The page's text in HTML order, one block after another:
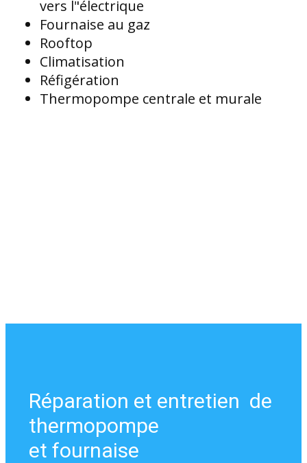
vers l"électrique
Fournaise au gaz
Rooftop
Climatisation
Réfigération
Thermopompe centrale et murale
Réparation et entretien de
thermopompe
et fournaise